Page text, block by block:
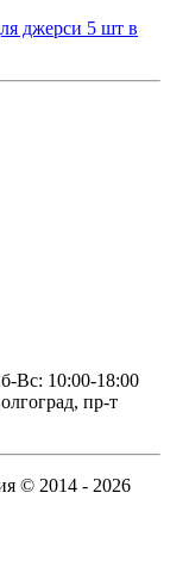
джерси 5 шт в
Вс: 10:00-18:00
пр-т
© 2014 - 2026